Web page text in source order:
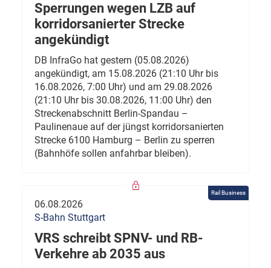
Sperrungen wegen LZB auf
korridorsanierter Strecke
angekündigt
DB InfraGo hat gestern (05.08.2026)
angekündigt, am 15.08.2026 (21:10 Uhr bis
16.08.2026, 7:00 Uhr) und am 29.08.2026
(21:10 Uhr bis 30.08.2026, 11:00 Uhr) den
Streckenabschnitt Berlin-Spandau –
Paulinenaue auf der jüngst korridorsanierten
Strecke 6100 Hamburg – Berlin zu sperren
(Bahnhöfe sollen anfahrbar bleiben).
Rail Business
06.08.2026
S-Bahn Stuttgart
VRS schreibt SPNV- und RB-
Verkehre ab 2035 aus